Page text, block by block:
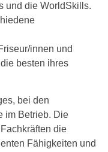
und die WorldSkills.
innen und
besten ihres
bei den
im Betrieb. Die
die
Fähigkeiten und